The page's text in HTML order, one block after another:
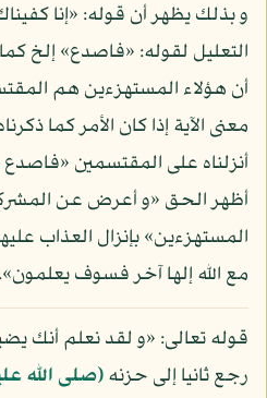
و بذلك يظهر أن قوله: «إنا
التعليل لقوله: «فاصدع» إلخ
أن هؤلاء المستهزءين هم
معنى الآية إذا كان الأمر كما
أنزلناه على المقتسمين
أظهر الحق «و أعرض عن
المستهزءين» بإنزال العذاب
مع الله إلها آخر فسوف يعلمون».
قوله تعالى: «و لقد نعلم أنك
رجع ثانيا إلى حزنه(صلى الله